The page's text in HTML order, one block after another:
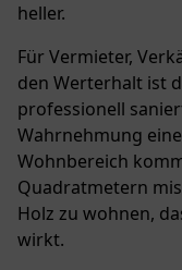
heller.
Für Vermieter,
den Werterhalt ist
professionell
Wahrnehmung
Wohnbereich
Quadratmetern
Holz zu wohnen,
wirkt.